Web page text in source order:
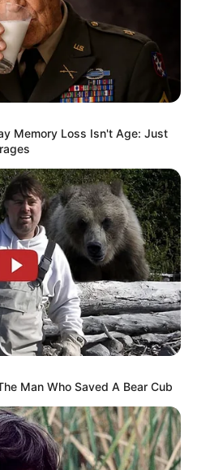
Memory Loss Isn't Age: Just
Man Who Saved A Bear Cub